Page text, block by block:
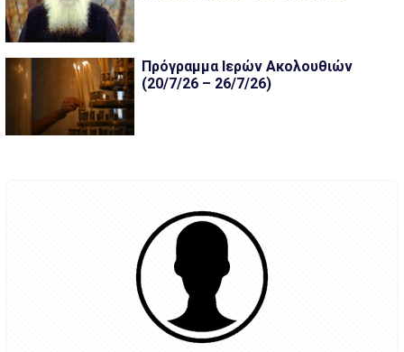
Πρόγραμμα Ιερών Ακολουθιών
(20/7/26 – 26/7/26)